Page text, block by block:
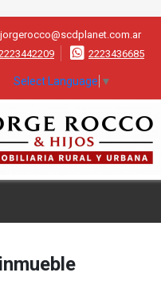
jorgerocco@scdplanet.com.ar
2223436685
Select Language ▼